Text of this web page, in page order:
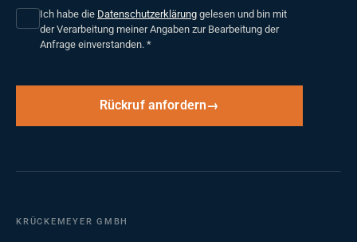
Ich habe die Datenschutzerklärung gelesen und bin mit
der Verarbeitung meiner Angaben zur Bearbeitung der
Anfrage einverstanden. *
Rückruf anfordern
KRÜCKEMEYER GMBH